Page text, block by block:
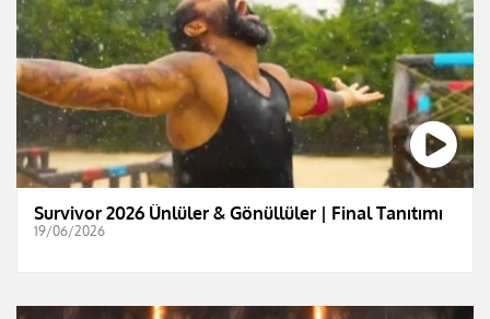
Survivor 2026 Ünlüler & Gönüllüler | Final Tanıtımı
19/06/2026